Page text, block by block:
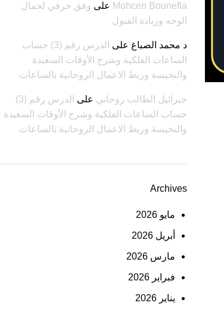
Mohcen Bounefla على وفق حرفي لجمال
الوجه وزيادة القبول
د محمد الصباغ على
الدرس رقم (3) حساب
الساعات الفلكية وشرح الأوقات السعيدة
والنحيسة وربط الاعمال الروحانية بالساعات
جبرائيل الطالب روحاني على
الدرس رقم (3)
حساب الساعات الفلكية وشرح الأوقات السعيدة
والنحيسة وربط الاعمال الروحانية بالساعات
Archives
مايو 2026
أبريل 2026
مارس 2026
فبراير 2026
يناير 2026